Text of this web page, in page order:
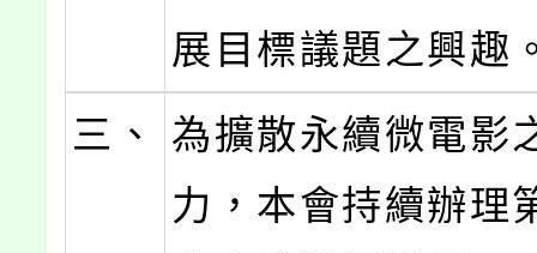
展目標議題之興趣
三、
為擴散永續微電影
力，本會持續辦理